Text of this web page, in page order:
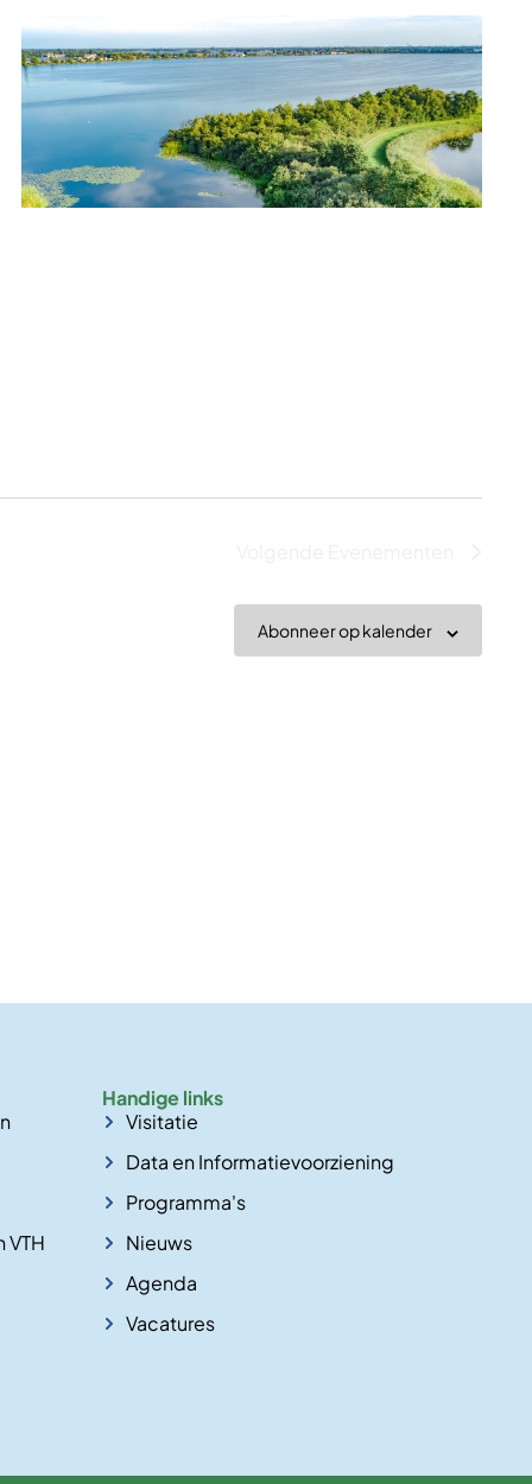
Abonneer op kalender
Handige links
Visitatie
Data en Informatievoorziening
Programma's
Nieuws
Agenda
Vacatures